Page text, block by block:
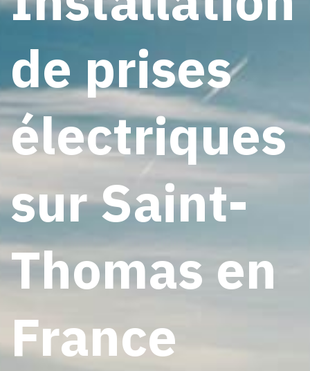
de prises
électriques
sur Saint-
Thomas en
France